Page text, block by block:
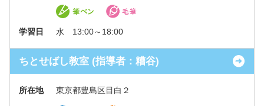
学習日 水 13:00～18:00
ちとせばし教室 (指導者：糟谷)
所在地 東京都豊島区目白２